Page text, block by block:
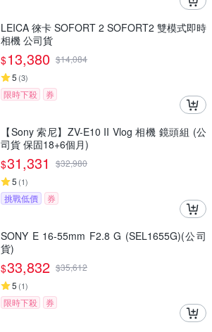
LEICA 徠卡 SOFORT 2 SOFORT2 雙模式即時
相機 公司貨
$13,380 $14,084
5 (3)
限時下殺 券
【Sony 索尼】ZV-E10 II Vlog 相機 鏡頭組 (公
司貨 保固18+6個月)
$31,331 $32,980
5 (1)
挑戰低價 券
SONY E 16-55mm F2.8 G (SEL1655G)(公司
貨)
$33,832 $35,612
5 (1)
限時下殺 券